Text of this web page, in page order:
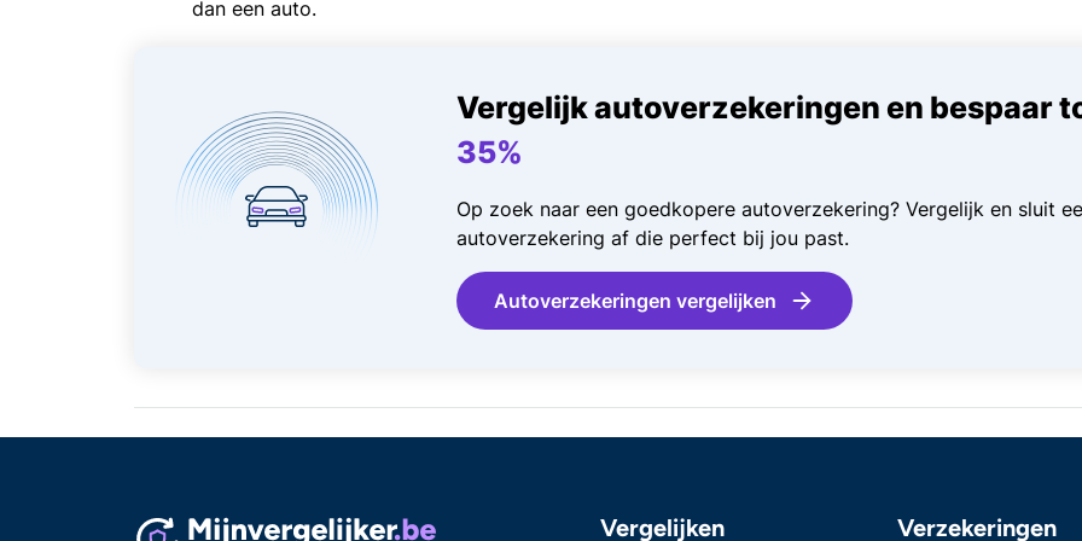
dan een auto.
Vergelijk autoverzekeringen en bespaar
35%
Op zoek naar een goedkopere autoverzekering? Vergelijk en sluit
autoverzekering af die perfect bij jou past.
Autoverzekeringen vergelijken
Vergelijken Verzekeringen